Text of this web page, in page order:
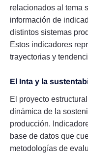
relacionados al tema
información de
distintos sistemas
Estos indicadores
trayectorias y
El Inta y la
El proyecto
dinámica de la
producción.
base de datos que
metodologías de